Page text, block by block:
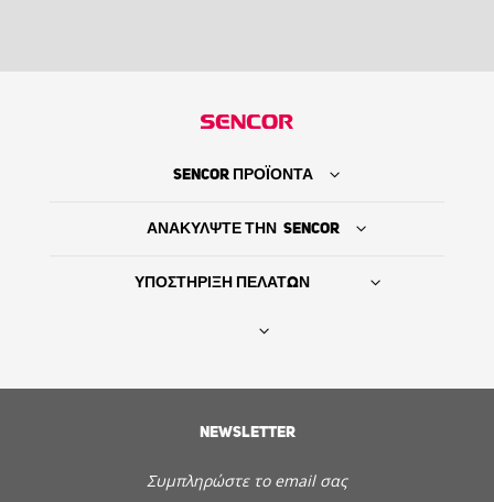
SENCOR ΠΡΟΪΟΝΤΑ
ΑΝΑΚΥΛΨΤΕ ΤΗΝ SENCOR
ΥΠΟΣΤΗΡΙΞΗ ΠΕΛΑΤΩΝ
NEWSLETTER